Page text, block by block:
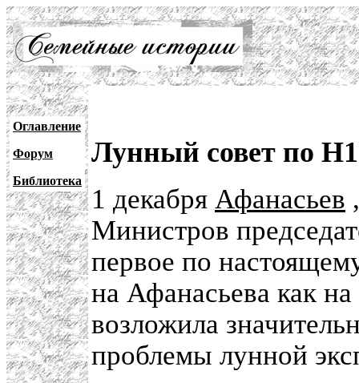
Оглавление
Форум
Библиотека
Лунный совет по
1 декабря Афанасьев
Министров
первое по
на Афанасьева как
возложила
проблемы лунной